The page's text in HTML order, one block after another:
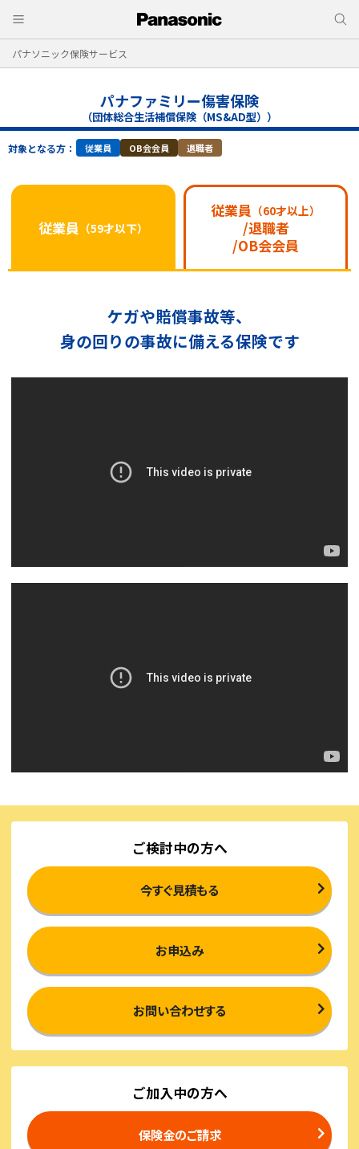
パナソニック保険サービス
パナファミリー傷害保険
（団体総合生活補償保険（MS&AD型））
対象となる方： 従業員 OB会会員 退職者
従業員 （59才以下）
従業員 （60才以上）
/退職者
/OB会会員
ケガや賠償事故等、
身の回りの事故に備える保険です
ご検討中の方へ
今すぐ見積もる
お申込み
お問い合わせする
ご加入中の方へ
保険金のご請求